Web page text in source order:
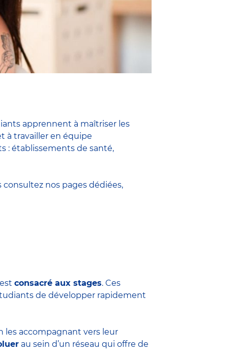
apprennent à maîtriser les
à travailler en équipe
: établissements de santé,
consultez nos pages dédiées,
consacré aux stages. Ces
de développer rapidement
les accompagnant vers leur
au sein d’un réseau qui offre de